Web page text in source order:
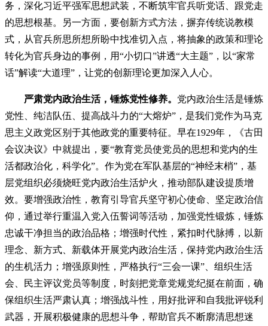
务，深化习近平强军思想武装，不断筑牢官兵听党话、跟党走
的思想根基。另一方面，要创新方式方法，摒弃传统说教模
式，从官兵所思所想所盼中找准切入点，将抽象的政策和理论
转化为官兵身边的事例，用“小切口”讲透“大主题”，以“家常
话”解读“大道理”，让党的创新理论更加深入人心。
严肃党内政治生活，锤炼党性修养。 党内政治生活是锤炼
党性、纯洁队伍、提高战斗力的“大熔炉”，是我们党作为马克
思主义政党区别于其他政党的重要特征。早在1929年，《古田
会议决议》中就提出，要“教育党员使党员的思想和党内的生
活都政治化，科学化”。作为党在军队基层的“神经末梢”，基
层党组织必须烧旺党内政治生活炉火，推动部队建设提质增
效。要增强政治性，教育引导官兵坚守初心使命、坚定政治信
仰，通过举行重温入党入伍誓词等活动，加强党性锻炼，锤炼
忠诚干净担当的政治品格；增强时代性，紧扣时代脉搏，以新
理念、新方式、新载体开展党内政治生活，保持党内政治生活
的生机活力；增强原则性，严格执行“三会一课”、组织生活
会、民主评议党员等制度，时刻把党章党规党纪挺在前面，确
保组织生活严肃认真；增强战斗性，用好批评和自我批评锐利
武器，开展积极健康的思想斗争，帮助官兵不断廓清思想迷